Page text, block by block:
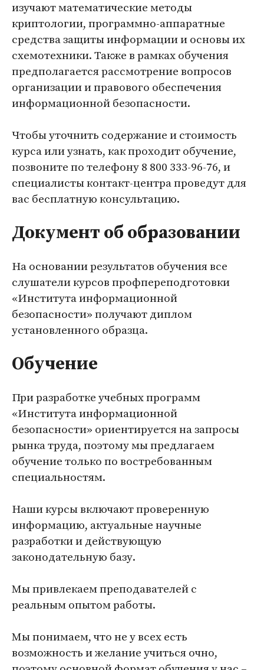
изучают математические методы
криптологии, программно-аппаратные
средства защиты информации и основы их
схемотехники. Также в рамках обучения
предполагается рассмотрение вопросов
организации и правового обеспечения
информационной безопасности.
Чтобы уточнить содержание и стоимость
курса или узнать, как проходит обучение,
позвоните по телефону 8 800 333-96-76, и
специалисты контакт-центра проведут для
вас бесплатную консультацию.
Документ об образовании
На основании результатов обучения все
слушатели курсов профпереподготовки
«Института информационной
безопасности» получают диплом
установленного образца.
Обучение
При разработке учебных программ
«Института информационной
безопасности» ориентируется на запросы
рынка труда, поэтому мы предлагаем
обучение только по востребованным
специальностям.
Наши курсы включают проверенную
информацию, актуальные научные
разработки и действующую
законодательную базу.
Мы привлекаем преподавателей с
реальным опытом работы.
Мы понимаем, что не у всех есть
возможность и желание учиться очно,